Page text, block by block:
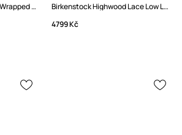
Birkenstock Amsterdam Wrapped Suede Leather Pantofle semišové
Birkenstock Highwood Lace Low LEOI polobotky pánské kožené
4799 Kč